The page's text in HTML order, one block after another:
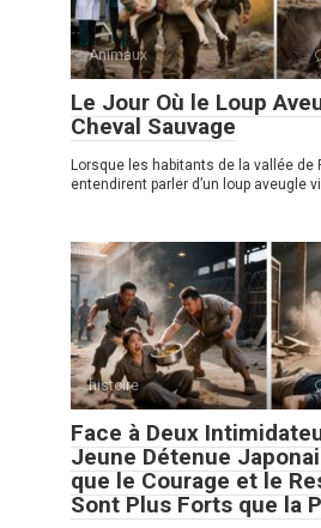
Animaux
Le Jour Où le Loup
Cheval Sauvage
Lorsque les habitants de la vallée de
entendirent parler d’un loup aveugle
histoire
Face à Deux
Jeune Détenue
que le Courage et le
Sont Plus Forts que la